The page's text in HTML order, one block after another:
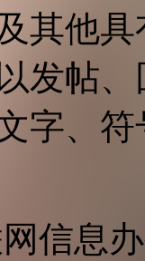
其他
发帖
字、
信息